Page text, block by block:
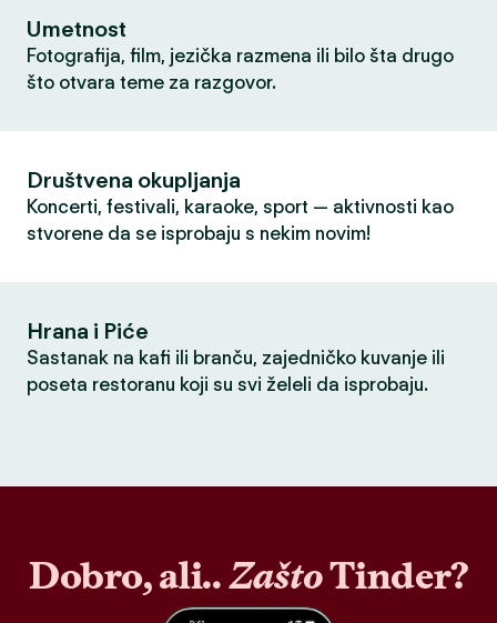
Umetnost
Fotografija, film, jezička razmena ili bilo šta drugo
što otvara teme za razgovor.
Društvena okupljanja
Koncerti, festivali, karaoke, sport — aktivnosti kao
stvorene da se isprobaju s nekim novim!
Hrana i Piće
Sastanak na kafi ili branču, zajedničko kuvanje ili
poseta restoranu koji su svi želeli da isprobaju.
Dobro, ali..ZaštoTinder?